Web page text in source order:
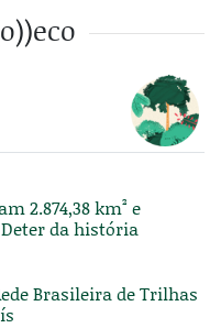
2.874,38 km² e
da história
Brasileira de Trilhas